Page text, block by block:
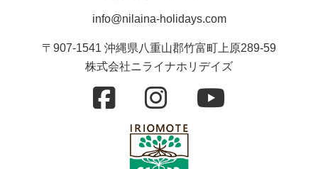
info@nilaina-holidays.com
〒907-1541 沖縄県八重山郡竹富町上原289-59
株式会社ニライナホリデイズ